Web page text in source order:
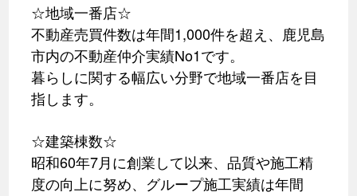
☆地域一番店☆
不動産売買件数は年間1,000件を超え、鹿児島
市内の不動産仲介実績No1です。
暮らしに関する幅広い分野で地域一番店を目
指します。
☆建築棟数☆
昭和60年7月に創業して以来、品質や施工精
度の向上に努め、グループ施工実績は年間